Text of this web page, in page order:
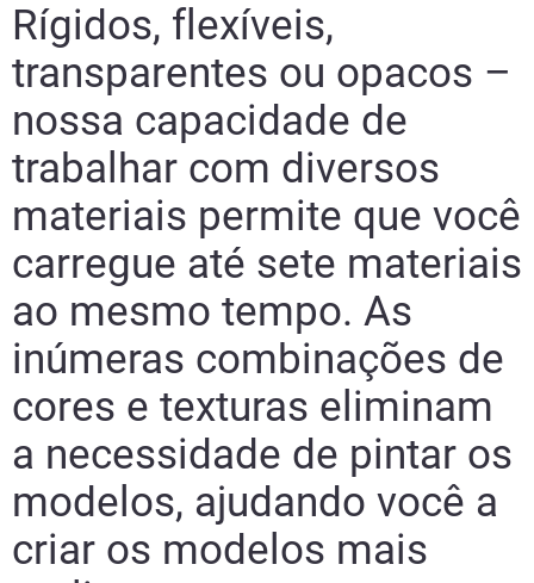
Rígidos, flexíveis,
transparentes ou opacos –
nossa capacidade de
trabalhar com diversos
materiais permite que você
carregue até sete materiais
ao mesmo tempo. As
inúmeras combinações de
cores e texturas eliminam
a necessidade de pintar os
modelos, ajudando você a
criar os modelos mais